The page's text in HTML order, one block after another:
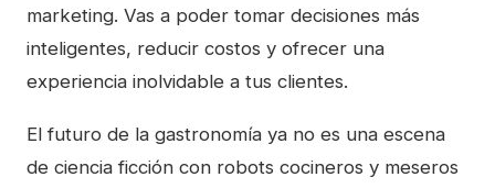
marketing. Vas a poder tomar decisiones más
inteligentes, reducir costos y ofrecer una
experiencia inolvidable a tus clientes.
El futuro de la gastronomía ya no es una escena
de ciencia ficción con robots cocineros y meseros